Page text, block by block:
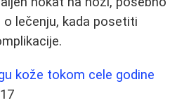
lečenju, kada posetiti
kože tokom cele godine